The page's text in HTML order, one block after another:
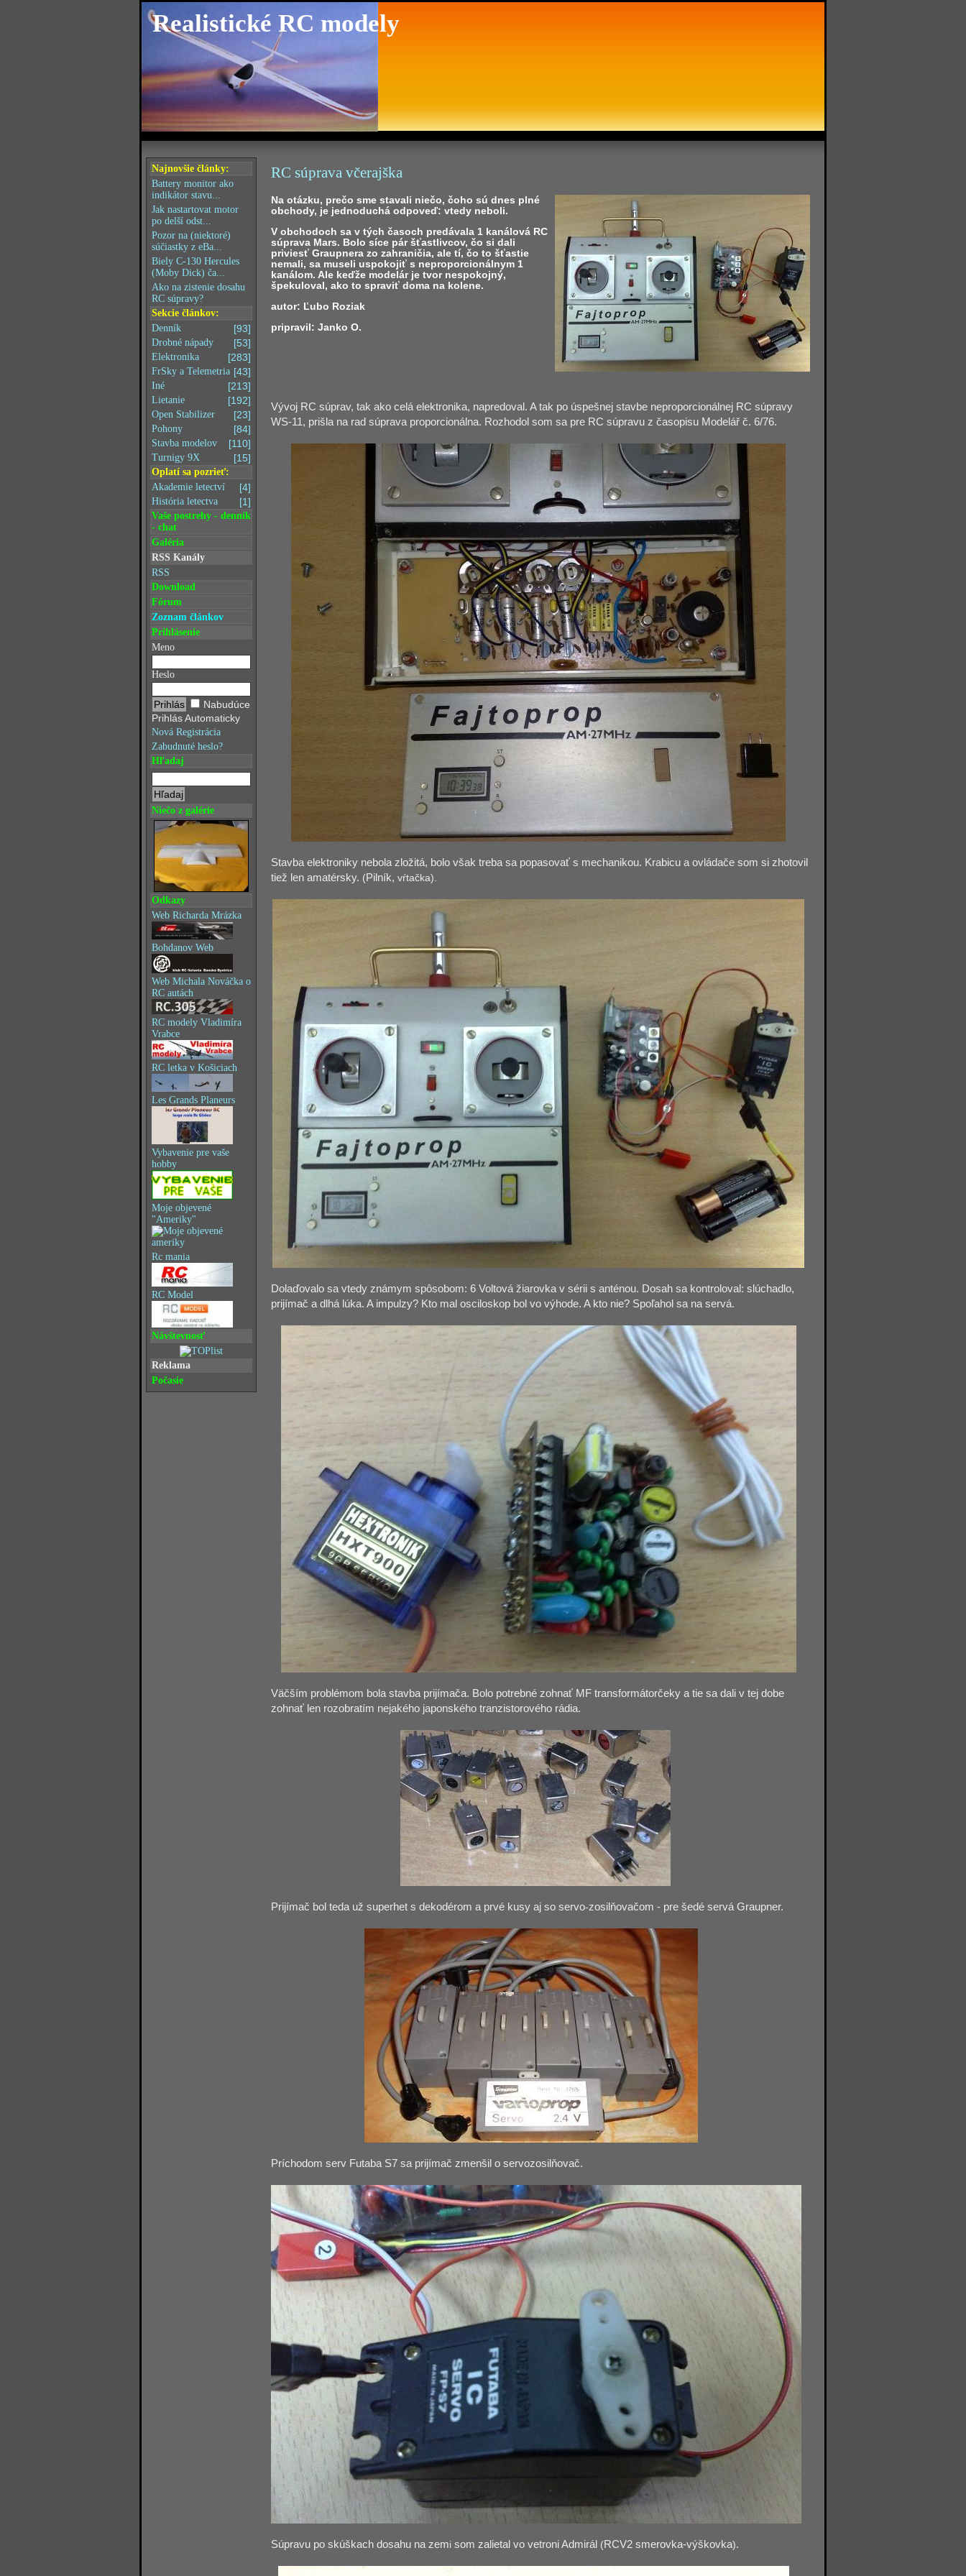
Realistické RC modely
Najnovšie články:
Battery monitor ako
indikátor stavu...
Jak nastartovat motor
po delší odst...
Pozor na (niektoré)
súčiastky z eBa...
Biely C-130 Hercules
(Moby Dick) ča...
Ako na zistenie dosahu
RC súpravy?
Sekcie článkov:
[93]
Denník
[53]
Drobné nápady
[283]
Elektronika
[43]
FrSky a Telemetria
[213]
Iné
[192]
Lietanie
[23]
Open Stabilizer
[84]
Pohony
[110]
Stavba modelov
[15]
Turnigy 9X
Oplatí sa pozrieť:
[4]
Akademie letectví
[1]
História letectva
Vaše postrehy - denník
- chat
Galéria
RSS Kanály
RSS
Download
Fórum
Zoznam článkov
Prihlásenie
Meno
Heslo
Nabudúce
Prihlás Automaticky
Nová Registrácia
Zabudnuté heslo?
Hľadaj
Niečo z galérie
Odkazy
Web Richarda Mrázka
Bohdanov Web
Web Michala Nováčka o
RC autách
RC modely Vladimíra
Vrabce
RC letka v Košiciach
Les Grands Planeurs
Vybavenie pre vaše
hobby
Moje objevené
"Ameriky"
Rc mania
RC Model
Návštevnosť
Reklama
Počasie
RC súprava včerajška
Na otázku, prečo sme stavali niečo, čoho sú dnes plné
obchody, je jednoduchá odpoveď: vtedy neboli.
V obchodoch sa v tých časoch predávala 1 kanálová RC
súprava Mars. Bolo síce pár šťastlivcov, čo si dali
priviesť Graupnera zo zahraničia, ale tí, čo to šťastie
nemali, sa museli uspokojiť s neproporcionálnym 1
kanálom. Ale keďže modelár je tvor nespokojný,
špekuloval, ako to spraviť doma na kolene.
autor: Ľubo Roziak
pripravil: Janko O.
Vývoj RC súprav, tak ako celá elektronika, napredoval. A tak po úspešnej stavbe neproporcionálnej RC súpravy
WS-11, prišla na rad súprava proporcionálna. Rozhodol som sa pre RC súpravu z časopisu Modelář č. 6/76.
Stavba elektroniky nebola zložitá, bolo však treba sa popasovať s mechanikou. Krabicu a ovládače som si zhotovil
tiež len amatérsky. (Pilník, vŕtačka).
Dolaďovalo sa vtedy známym spôsobom: 6 Voltová žiarovka v sérii s anténou. Dosah sa kontroloval: slúchadlo,
prijímač a dlhá lúka. A impulzy? Kto mal osciloskop bol vo výhode. A kto nie? Spoľahol sa na servá.
Väčším problémom bola stavba prijímača. Bolo potrebné zohnať MF transformátorčeky a tie sa dali v tej dobe
zohnať len rozobratím nejakého japonského tranzistorového rádia.
Prijímač bol teda už superhet s dekodérom a prvé kusy aj so servo-zosilňovačom - pre šedé servá Graupner.
Príchodom serv Futaba S7 sa prijímač zmenšil o servozosilňovač.
Súpravu po skúškach dosahu na zemi som zalietal vo vetroni Admirál (RCV2 smerovka-výškovka).